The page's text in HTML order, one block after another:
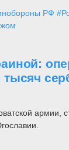
РФ
тысяч
армии,